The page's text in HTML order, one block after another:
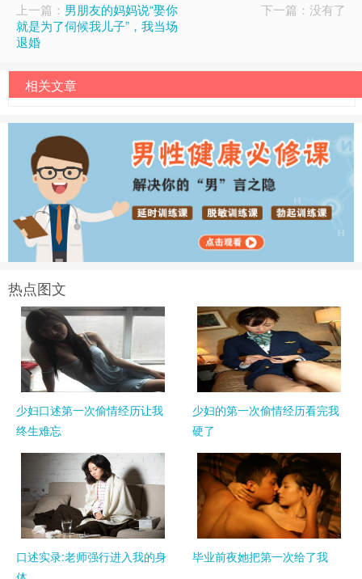
上一篇： 男朋友的妈妈说“娶你
就是为了伺候我儿子”，我当场
退婚
下一篇：没有了
相关文章
热点图文
少妇口述第一次偷情经历让我
终生难忘
少妇的第一次偷情经历看完我
硬了
口述实录:老师强行进入我的身
毕业前夜她把第一次给了我